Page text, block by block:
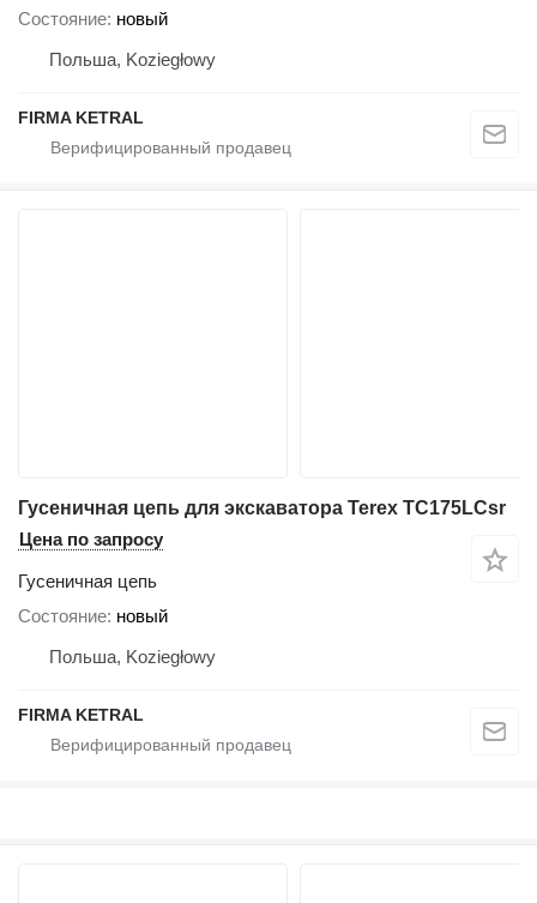
Состояние новый
Польша, Koziegłowy
FIRMA KETRAL
Гусеничная цепь для экскаватора Terex TC175LCsr
Цена по запросу
Гусеничная цепь
Состояние новый
Польша, Koziegłowy
FIRMA KETRAL